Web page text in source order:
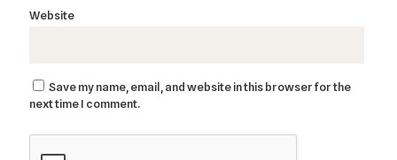
Website
Save my name, email, and website in this browser for the
next time I comment.